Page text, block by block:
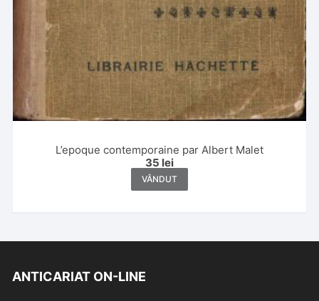
L’epoque contemporaine par Albert Malet
35 lei
VÂNDUT
ANTICARIAT ON-LINE